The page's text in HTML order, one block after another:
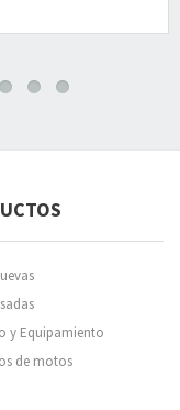
y Equipamiento
de motos